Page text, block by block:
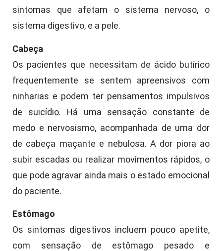
sintomas que afetam o sistema nervoso, o
sistema digestivo, e a pele.
Cabeça
Os pacientes que necessitam de ácido butírico
frequentemente se sentem apreensivos com
ninharias e podem ter pensamentos impulsivos
de suicídio. Há uma sensação constante de
medo e nervosismo, acompanhada de uma dor
de cabeça maçante e nebulosa. A dor piora ao
subir escadas ou realizar movimentos rápidos, o
que pode agravar ainda mais o estado emocional
do paciente.
Estômago
Os sintomas digestivos incluem pouco apetite,
com sensação de estômago pesado e